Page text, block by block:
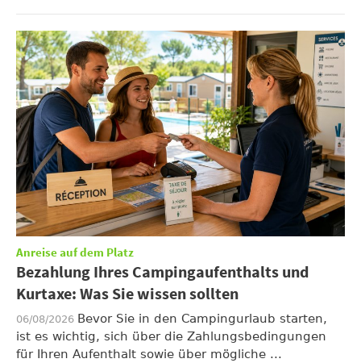
Anreise auf dem Platz
Bezahlung Ihres Campingaufenthalts und
Kurtaxe: Was Sie wissen sollten
06/08/2026 Bevor Sie in den Campingurlaub starten,
ist es wichtig, sich über die Zahlungsbedingungen
für Ihren Aufenthalt sowie über mögliche ...